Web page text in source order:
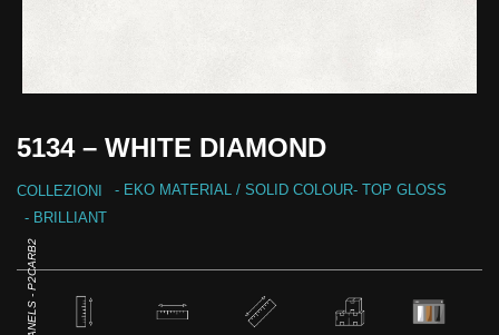
5134 – WHITE DIAMOND
COLLEZIONI - EKO MATERIAL / SOLID COLOUR- TOP GLOSS
- BRILLIANT
PANELS - P2CARB2